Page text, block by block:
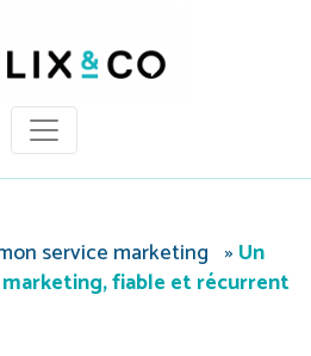
service marketing » Un
fiable et récurrent